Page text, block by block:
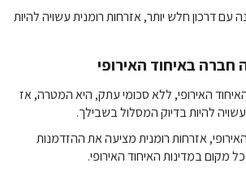
דרכון חלש יותר, אזרחות רומנית עשויה להיות
חברה באיחוד האירופי
האירופי, ללא סכומי עתק, היא המטרה, אז
להיות בדיוק המסלול בשבילך.
אזרחות רומנית מציעה את ההזדמנות
מקום במדינות האיחוד האירופי.